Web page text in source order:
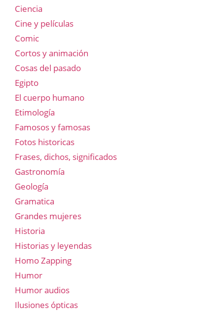
Ciencia
Cine y películas
Comic
Cortos y animación
Cosas del pasado
Egipto
El cuerpo humano
Etimología
Famosos y famosas
Fotos historicas
Frases, dichos, significados
Gastronomía
Geología
Gramatica
Grandes mujeres
Historia
Historias y leyendas
Homo Zapping
Humor
Humor audios
Ilusiones ópticas